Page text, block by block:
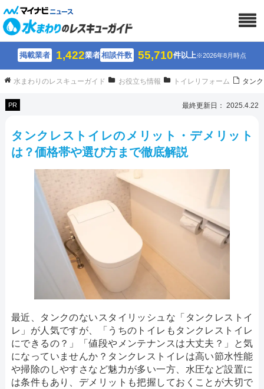
掲載業者 1,422業者相談件数 55,710件以上※2026年8月時点
水まわりのレスキューガイド お役立ち情報 トイレリフォーム タン
PR 最終更新日： 2025.4.22
タンクレストイレのメリット・デメリット
は？価格帯や選び方まで徹底解説
最近、タンクのないスタイリッシュな「タンクレストイ
レ」が人気ですが、「うちのトイレもタンクレストイレ
にできるの？」「値段やメンテナンスは大丈夫？」と気
になっていませんか？タンクレストイレは高い節水性能
や掃除のしやすさなど魅力が多い一方、水圧など設置に
は条件もあり、デメリットも把握しておくことが大切で